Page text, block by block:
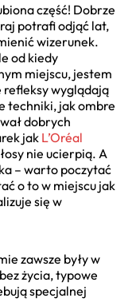
część! Dobrze
potrafi odjąć lat,
wizerunek.
od kiedy
miejscu, jestem
refleksy wyglądają
techniki, jak ombre
dobrych
jak L’Oréal
nie ucierpią. A
– warto poczytać
o to w miejscu jak
się w
zawsze były w
życia, typowe
specjalnej